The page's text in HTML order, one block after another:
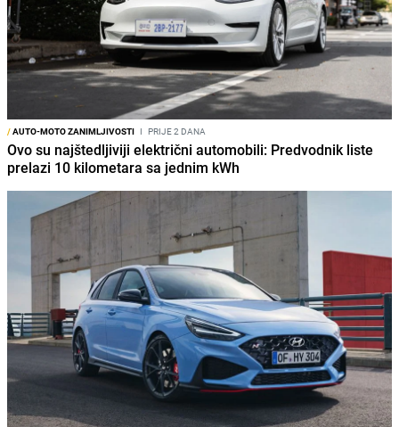
/AUTO-MOTO ZANIMLJIVOSTI I PRIJE 2 DANA
Ovo su najštedljiviji električni automobili: Predvodnik liste
prelazi 10 kilometara sa jednim kWh